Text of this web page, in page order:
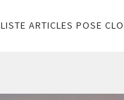
LISTE ARTICLES POSE